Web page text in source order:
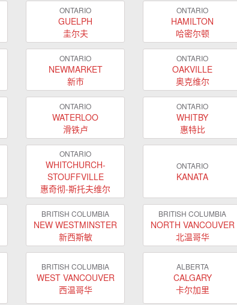
ONTARIO
GUELPH
圭尔夫
ONTARIO
HAMILTON
哈密尔顿
ONTARIO
NEWMARKET
新市
ONTARIO
OAKVILLE
奥克维尔
ONTARIO
WATERLOO
滑铁卢
ONTARIO
WHITBY
惠特比
ONTARIO
WHITCHURCH-
STOUFFVILLE
惠奇彻-斯托夫维尔
ONTARIO
KANATA
BRITISH COLUMBIA
NEW WESTMINSTER
新西斯敏
BRITISH COLUMBIA
NORTH VANCOUVER
北温哥华
BRITISH COLUMBIA
WEST VANCOUVER
西温哥华
ALBERTA
CALGARY
卡尔加里